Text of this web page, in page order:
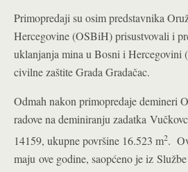
Primopredaji su osim predstavnika
Hercegovine (OSBiH) prisustvovali i
uklanjanja mina u Bosni i
civilne zaštite Grada Gradačac.
Odmah nakon primopredaje demineri
radove na deminiranju zadatka
14159, ukupne površine 16.523 m2.
maju ove godine, saopćeno je iz